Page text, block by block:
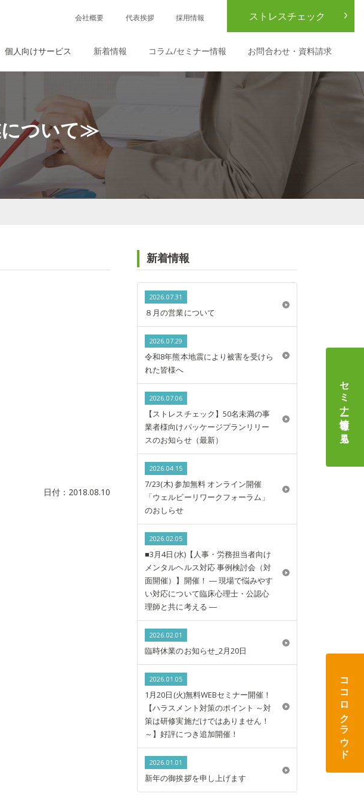
会社概要 代表挨拶 採用情報 ストレスチェック
個人向けサービス 新着情報 コラム/セミナー情報 お問合わせ・資料請求
セミナー情報
を見る
ココロクラウド
ついて≫
日付： 2018.08.10
新着情報
2026.07.31
８月の営業について
2026.07.29
令和8年熊本地震により被害を受けら
れた皆様へ
2026.07.06
【ストレスチェック】50名未満の事
業者様向けパッケージプランリリー
スのお知らせ（最新）
2026.04.15
7/23(木) 参加無料 オンライン開催
「ウェルビーリワークフォーラム」
のおしらせ
2026.02.05
■3月4日(水)【人事・労務担当者向け
メンタルヘルス対応 事例検討会（対
面開催）】開催！ ― 現場で悩みやす
い対応について臨床心理士・公認心
理師と共に考える ―
2026.02.01
臨時休業のお知らせ_2月20日
2026.01.05
1月20日(火)無料WEBセミナー開催！
【ハラスメント対策のポイント ～対
策は研修実施だけではありません！
～】好評につき追加開催！
2026.01.01
新年の御挨拶を申し上げます